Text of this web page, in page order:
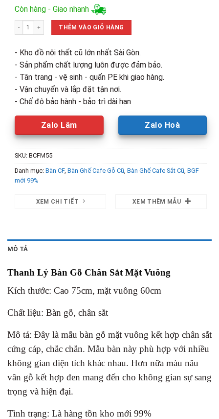
gốc
là:
900,000₫.
Còn hàng - Giao nhanh
Thanh Lý Bàn Gỗ Chân Sắt Mới 99% số lượng
THÊM VÀO GIỎ HÀNG
- Kho đồ nội thất cũ lớn nhất Sài Gòn.
- Sản phẩm chất lượng luôn được đảm bảo.
- Tân trang - vệ sinh - quấn PE khi giao hàng.
- Vận chuyển và lắp đặt tận nơi.
- Chế độ bảo hành - bảo trì dài hạn
Zalo Lâm Zalo Hoà
SKU: BCFM55
Danh mục: Bàn CF, Bàn Ghế Cafe Gỗ Cũ, Bàn Ghế Cafe Sắt Cũ, BGF
mới 99%
XEM CHI TIẾT XEM THÊM MẪU
MÔ TẢ
Thanh Lý Bàn Gỗ Chân Sắt Mặt Vuông
Kích thước: Cao 75cm, mặt vuông 60cm
Chất liệu: Bàn gỗ, chân sắt
Mô tả: Đây là mẫu bàn gỗ mặt vuông kết hợp chân sắt
cứng cáp, chắc chắn. Mẫu bàn này phù hợp với nhiều
không gian diện tích khác nhau. Hơn nữa màu nâu
vân gỗ kết hợp đen mang đến cho không gian sự sang
trọng và hiện đại.
Tình trạng: Là hàng tồn kho mới 99%